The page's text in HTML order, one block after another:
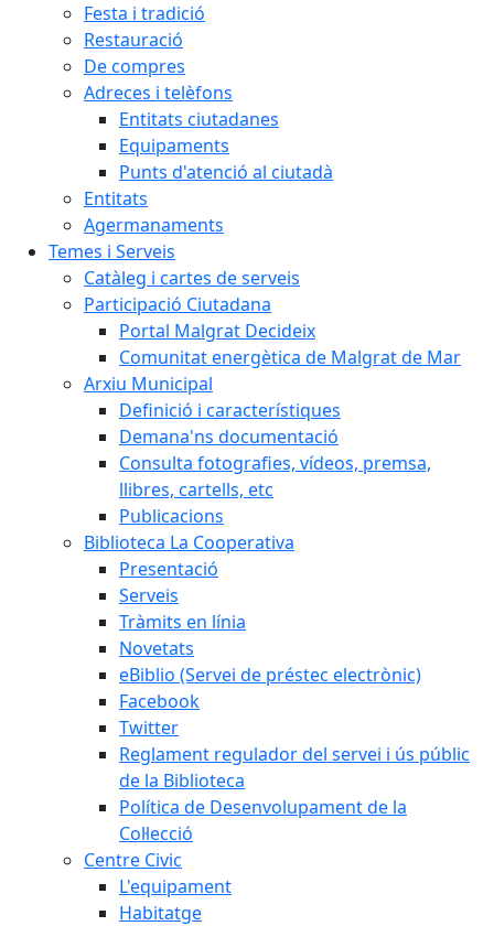
Festa i tradició
Restauració
De compres
Adreces i telèfons
Entitats ciutadanes
Equipaments
Punts d'atenció al ciutadà
Entitats
Agermanaments
Temes i Serveis
Catàleg i cartes de serveis
Participació Ciutadana
Portal Malgrat Decideix
Comunitat energètica de Malgrat de Mar
Arxiu Municipal
Definició i característiques
Demana'ns documentació
Consulta fotografies, vídeos, premsa,
llibres, cartells, etc
Publicacions
Biblioteca La Cooperativa
Presentació
Serveis
Tràmits en línia
Novetats
eBiblio (Servei de préstec electrònic)
Facebook
Twitter
Reglament regulador del servei i ús públic
de la Biblioteca
Política de Desenvolupament de la
Col·lecció
Centre Civic
L'equipament
Habitatge